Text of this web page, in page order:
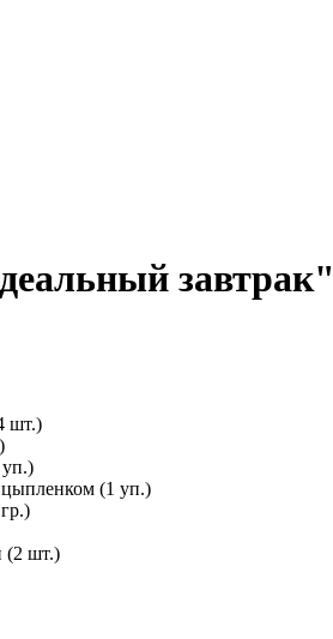
завтрак"
шт.)
(1 уп.)
(2 шт.)